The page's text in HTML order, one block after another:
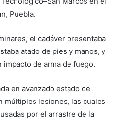
Puebla.
el cadáver presentaba
atado de pies y manos, y
impacto de arma de fuego.
en avanzado estado de
múltiples lesiones, las cuales
por el arrastre de la